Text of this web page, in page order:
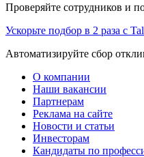
Проверяйте сотрудников и
Ускорьте подбор в 2 раза с
Автоматизируйте сбор
О компании
Наши вакансии
Партнерам
Реклама на сайте
Новости и статьи
Инвесторам
Кандидаты по